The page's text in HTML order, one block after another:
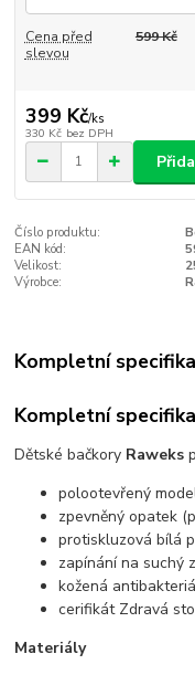
Cena před
slevou
599 Kč
399 Kč/ks
330 Kč bez DPH
Číslo produktu:
EAN kód:
Velikost:
Výrobce:
Kompletní
Kompletní
Dětské bačkory Raweks
polootevřený
zpevněný opatek
protiskluzová bílá
zapínání na suchý
kožená
cerifikát Zdravá
Materiály